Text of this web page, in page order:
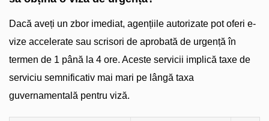
Dacă aveți un zbor imediat, agențiile autorizate pot oferi e-
vize accelerate sau scrisori de aprobată de urgență în
termen de 1 până la 4 ore. Aceste servicii implică taxe de
serviciu semnificativ mai mari pe lângă taxa
guvernamentală pentru viză.